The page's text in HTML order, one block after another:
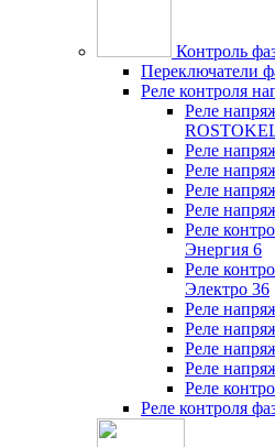
Контроль
Переключатели
Реле контроля
Реле
Реле
Реле
Реле
Реле
Реле
Энергия 6
Реле
Электро 36
Реле
Реле
Реле
Реле
Реле
Реле контроля